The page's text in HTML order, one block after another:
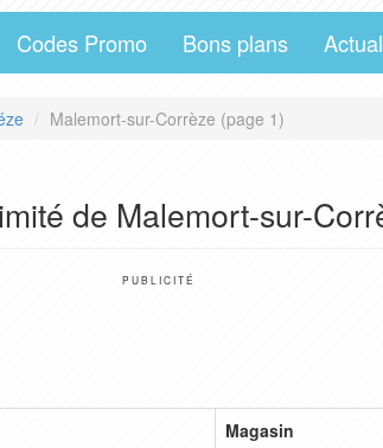
Codes Promo Bons plans
Malemort-sur-Corrèze (page 1)
de Malemort-sur-
PUBLICITÉ
Magasin